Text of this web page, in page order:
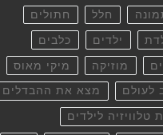
חלל חתולים
ילדים כלבים
מוזיקה מיקי מאוס
לעולם מצא את ההבדלים
טלוויזיה לילדים